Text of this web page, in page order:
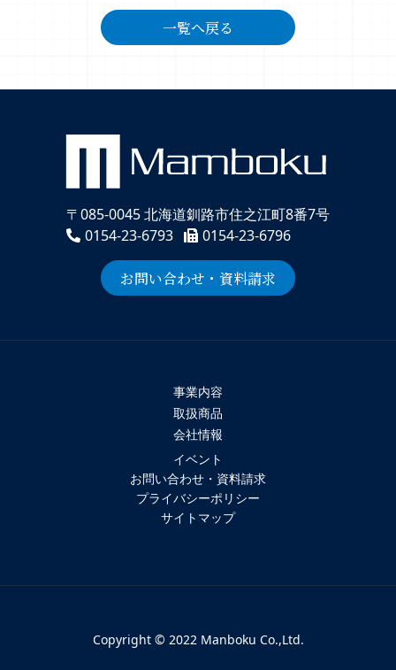
一覧へ戻る
〒085-0045 北海道釧路市住之江町8番7号
0154-23-6793
0154-23-6796
お問い合わせ・資料請求
事業内容
取扱商品
会社情報
イベント
お問い合わせ・資料請求
プライバシーポリシー
サイトマップ
Copyright © 2022 Manboku Co.,Ltd.